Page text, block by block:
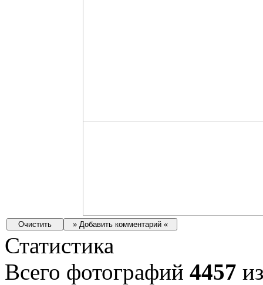
Статистика
Всего фотографий 4457